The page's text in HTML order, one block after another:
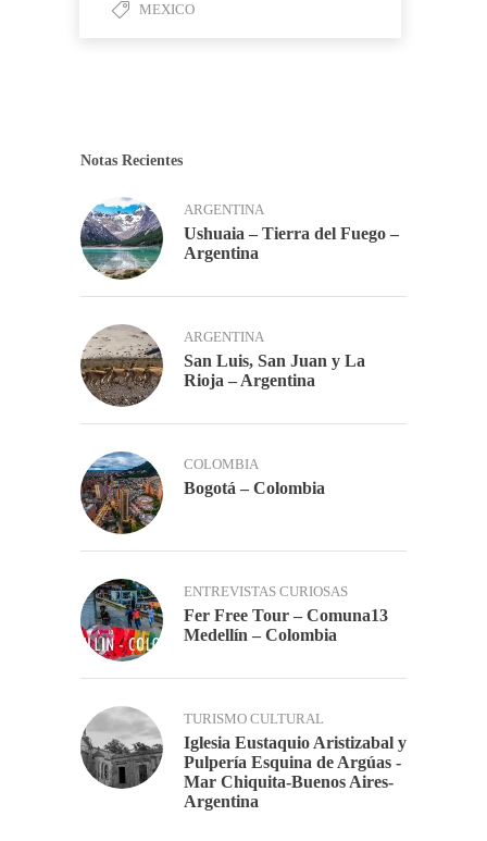
MEXICO
Notas Recientes
ARGENTINA
Ushuaia – Tierra del Fuego –
Argentina
ARGENTINA
San Luis, San Juan y La
Rioja – Argentina
COLOMBIA
Bogotá – Colombia
ENTREVISTAS CURIOSAS
Fer Free Tour – Comuna13
Medellín – Colombia
TURISMO CULTURAL
Iglesia Eustaquio Aristizabal y
Pulpería Esquina de Argúas -
Mar Chiquita-Buenos Aires-
Argentina